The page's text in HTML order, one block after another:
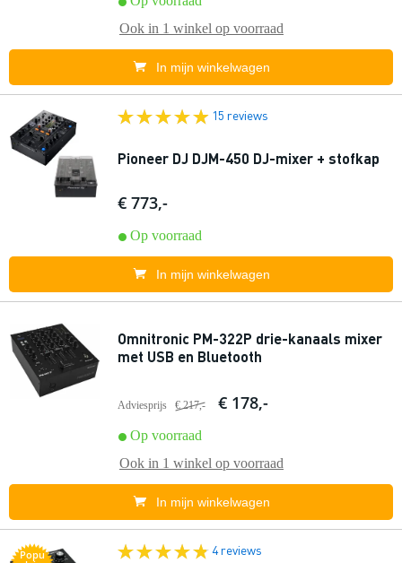
Ook in 1 winkel op voorraad
In mijn winkelwagen
15 reviews
Pioneer DJ DJM-450 DJ-mixer + stofkap
€ 773,-
Op voorraad
In mijn winkelwagen
Omnitronic PM-322P drie-kanaals mixer
met USB en Bluetooth
Adviesprijs € 217,- € 178,-
Op voorraad
Ook in 1 winkel op voorraad
In mijn winkelwagen
Popu 4 reviews